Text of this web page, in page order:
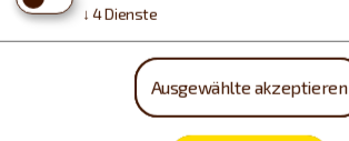
Montag, 10.08.
↓ 4Dienste
Ausgewählte akzeptieren